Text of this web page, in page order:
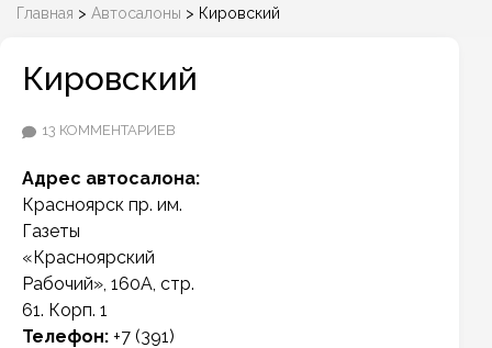
Главная > Автосалоны > Кировский
Кировский
13 КОММЕНТАРИЕВ
КИРОВСКИЙ
Адрес автосалона:
Красноярск пр. им.
Газеты
«Красноярский
Рабочий», 160А, стр.
61. Корп. 1
Телефон: +7 (391)